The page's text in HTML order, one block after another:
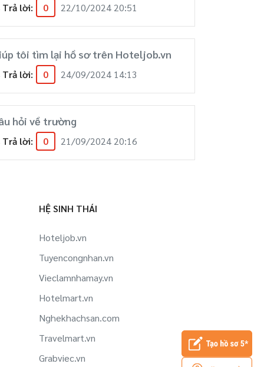
Trả lời: 0 22/10/2024 20:51
tôi tìm lại hồ sơ trên Hoteljob.vn
Trả lời: 0 24/09/2024 14:13
hỏi về trường
Trả lời: 0 21/09/2024 20:16
HỆ SINH THÁI
Hoteljob.vn
Tuyencongnhan.vn
Vieclamnhamay.vn
Hotelmart.vn
Nghekhachsan.com
Travelmart.vn
Grabviec.vn